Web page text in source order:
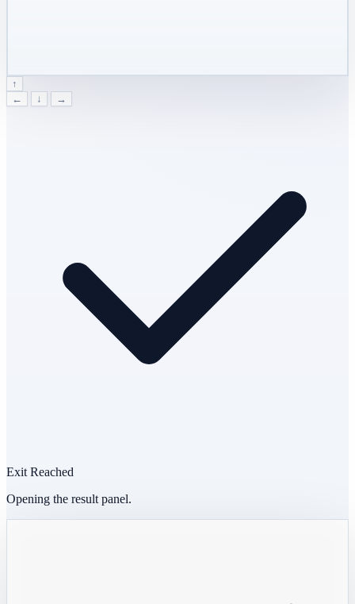
↑
←
↓ →
Exit Reached
Opening the result panel.